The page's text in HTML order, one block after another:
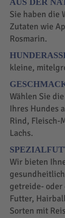
Sie haben die
Zutaten wie
Rosmarin.
kleine,
Wählen Sie
Ihres Hundes
Rind, Fleisch-
Lachs.
Wir bieten
getreide-
Futter,
Sorten mit